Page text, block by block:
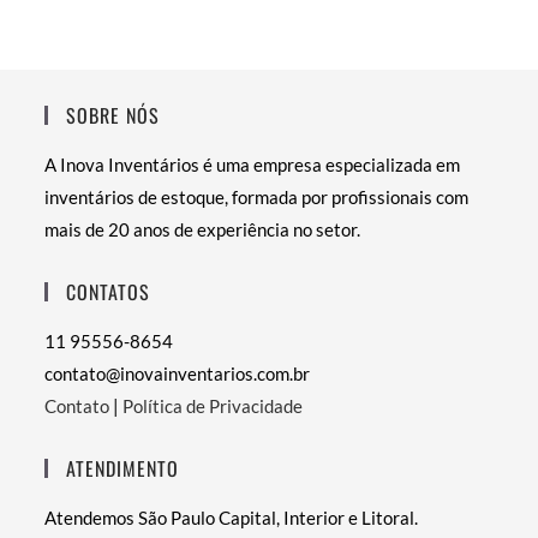
SOBRE NÓS
A Inova Inventários é uma empresa especializada em
inventários de estoque, formada por profissionais com
mais de 20 anos de experiência no setor.
CONTATOS
11 95556-8654
contato@inovainventarios.com.br
Contato | Política de Privacidade
ATENDIMENTO
Atendemos São Paulo Capital, Interior e Litoral.